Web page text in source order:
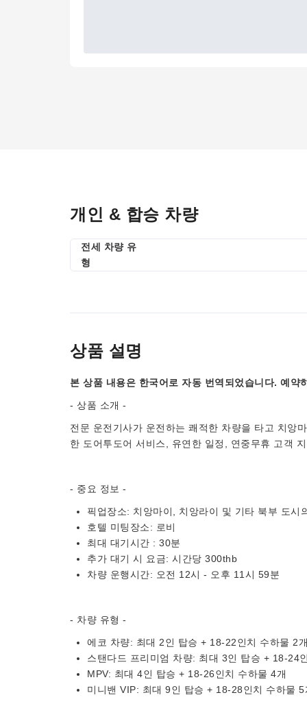
개인 & 합승 차량
전세 차량 유
형
상품 설명
본 상품 내용은 한국어로 자동 번역되었습니다. 예약
- 상품 소개 -
전문 운전기사가 운전하는 쾌적한 차량을 타고 치앙
한 도어투도어 서비스, 유연한 일정, 연중무휴 고객
- 중요 정보 -
픽업장소: 치앙마이, 치앙라이 및 기타 북부 도시
호텔 미팅장소: 로비
최대 대기시간 : 30분
추가 대기 시 요금: 시간당 300thb
차량 운행시간: 오전 12시 - 오후 11시 59분
- 차량 유형 -
에코 차량: 최대 2인 탑승 + 18-22인치 수하물 2개
스탠다드 프리미엄 차량: 최대 3인 탑승 + 18-24
MPV: 최대 4인 탑승 + 18-26인치 수하물 4개
미니밴 VIP: 최대 9인 탑승 + 18-28인치 수하물 5